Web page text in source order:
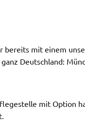
bereits mit einem
Deutschland:
mit Option